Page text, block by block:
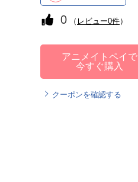
0 （ レビュー0件）
アニメイトペイで
今すぐ購入
クーポンを確認する